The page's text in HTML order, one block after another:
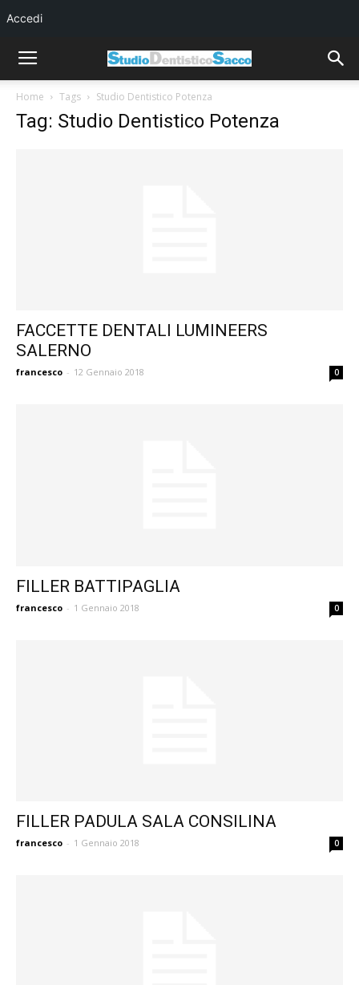
Home Tags Studio Dentistico Potenza
Tag: Studio Dentistico Potenza
FACCETTE DENTALI LUMINEERS
SALERNO
francesco - 12 Gennaio 2018 0
FILLER BATTIPAGLIA
francesco - 1 Gennaio 2018 0
FILLER PADULA SALA CONSILINA
francesco - 1 Gennaio 2018 0
Accedi